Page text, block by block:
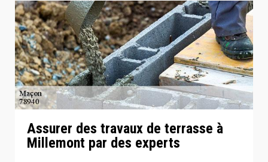
Assurer des travaux de terrasse à
Millemont par des experts